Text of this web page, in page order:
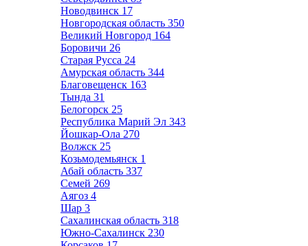
Новодвинск 17
Новгородская область 350
Великий Новгород 164
Боровичи 26
Старая Русса 24
Амурская область 344
Благовещенск 163
Тында 31
Белогорск 25
Республика Марий Эл 343
Йошкар-Ола 270
Волжск 25
Козьмодемьянск 1
Абай область 337
Семей 269
Аягоз 4
Шар 3
Сахалинская область 318
Южно-Сахалинск 230